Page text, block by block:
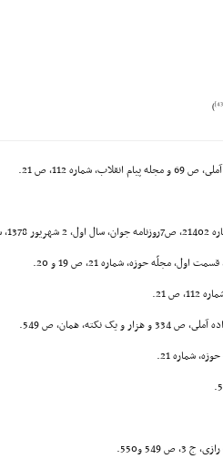
)
112، ص 21.
مجلّه حوزه، شماره 21، ص 19 و 20.
ص 21.
549 و550.